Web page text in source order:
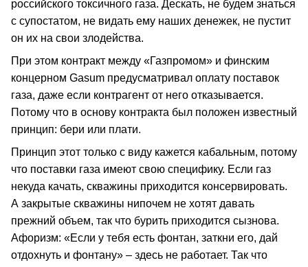
российского токсичного газа. Дескать, не будем знаться
с супостатом, не видать ему наших денежек, не пустит
он их на свои злодейства.
При этом контракт между «Газпромом» и финским
концерном Gasum предусматривал оплату поставок
газа, даже если контрагент от него отказывается.
Потому что в основу контракта был положен известный
принцип: бери или плати.
Принцип этот только с виду кажется кабальным, потому
что поставки газа имеют свою специфику. Если газ
некуда качать, скважины приходится консервировать.
А закрытые скважины нипочем не хотят давать
прежний объем, так что бурить приходится сызнова.
Афоризм: «Если у тебя есть фонтан, заткни его, дай
отдохнуть и фонтану» – здесь не работает. Так что